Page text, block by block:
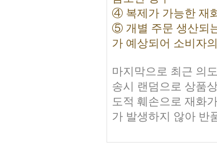
④ 복제가 가능한 재
⑤ 개별 주문 생산되
가 예상되어 소비자
마지막으로 최근 의
송시 랜덤으로 상품
도적 훼손으로 재화
가 발생하지 않아 반